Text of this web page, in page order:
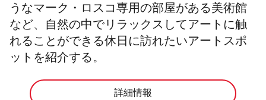
うなマーク・ロスコ専用の部屋がある美術館
など、
自然の中でリラックスしてアートに触
れることができる休日に訪れたいアートスポ
ットを紹介する。
詳細情報